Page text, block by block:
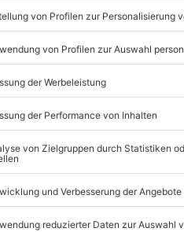
Mühldorfstraße 8
Zeiten, außer an bundesweiten